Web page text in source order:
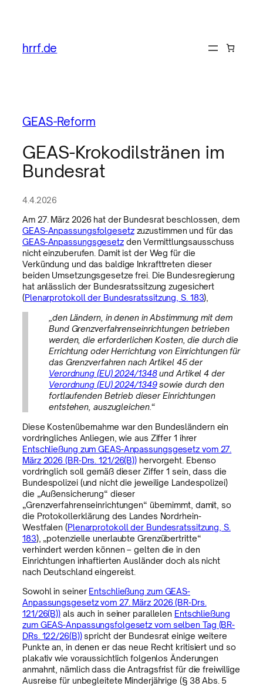
hrrf.de
GEAS-Reform
GEAS-Krokodilstränen im
Bundesrat
4.4.2026
Am 27. März 2026 hat der Bundesrat beschlossen, dem
GEAS-Anpassungsfolgesetzzuzustimmen und für das
GEAS-Anpassungsgesetzden Vermittlungsausschuss
nicht einzuberufen. Damit ist der Weg für die
Verkündung und das baldige Inkrafttreten dieser
beiden Umsetzungsgesetze frei. Die Bundesregierung
hat anlässlich der Bundesratssitzung zugesichert
(Plenarprotokoll der Bundesratssitzung, S. 183),
„den Ländern, in denen in Abstimmung mit dem
Bund Grenzverfahrenseinrichtungen betrieben
werden, die erforderlichen Kosten, die durch die
Errichtung oder Herrichtung von Einrichtungen für
das Grenzverfahren nach Artikel 45 der
Verordnung (EU) 2024/1348und Artikel 4 der
Verordnung (EU) 2024/1349sowie durch den
fortlaufenden Betrieb dieser Einrichtungen
entstehen, auszugleichen.“
Diese Kostenübernahme war den Bundesländern ein
vordringliches Anliegen, wie aus Ziffer 1 ihrer
Entschließung zum GEAS-Anpassungsgesetz vom 27.
März 2026 (BR-Drs. 121/26(B)) hervorgeht. Ebenso
vordringlich soll gemäß dieser Ziffer 1 sein, dass die
Bundespolizei (und nicht die jeweilige Landespolizei)
die „Außensicherung“ dieser
„Grenzverfahrenseinrichtungen“ übernimmt, damit, so
die Protokollerklärung des Landes Nordrhein-
Westfalen (Plenarprotokoll der Bundesratssitzung, S.
183), „potenzielle unerlaubte Grenzübertritte“
verhindert werden können – gelten die in den
Einrichtungen inhaftierten Ausländer doch als nicht
nach Deutschland eingereist.
Sowohl in seiner Entschließung zum GEAS-
Anpassungsgesetz vom 27. März 2026 (BR-Drs.
121/26(B)) als auch in seiner parallelen Entschließung
zum GEAS-Anpassungsfolgesetz vom selben Tag (BR-
DRs. 122/26(B))spricht der Bundesrat einige weitere
Punkte an, in denen er das neue Recht kritisiert und so
plakativ wie voraussichtlich folgenlos Änderungen
anmahnt, nämlich dass die Antragsfrist für die freiwillige
Ausreise für unbegleitete Minderjährige (§ 38 Abs. 5